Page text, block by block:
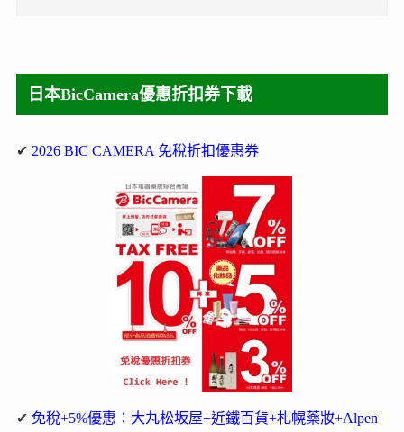
日本BicCamera優惠折扣券下載
✔ 2026 BIC CAMERA 免稅折扣優惠券
✔ 免稅+5%優惠：大丸松坂屋+近鐵百貨+札幌藥妝+Alpen